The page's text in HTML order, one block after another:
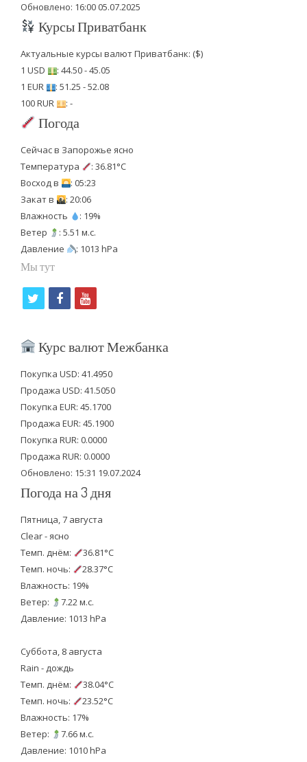
Обновлено: 16:00 05.07.2025
Курсы Приватбанк
Актуальные курсы валют Приватбанк: ($)
1 USD
: 44.50 - 45.05
1 EUR
: 51.25 - 52.08
100 RUR
: -
Погода
Сейчас в Запорожье ясно
Температура
: 36.81°C
Восход в
: 05:23
Закат в
: 20:06
Влажность
: 19%
Ветер
: 5.51 м.с.
Давление
: 1013 hPa
Мы тут
i
t
e
r
f
c
b
o
o
k
y
u
u
b
e
Курс валют Межбанка
Покупка USD: 41.4950
Продажа USD: 41.5050
Покупка EUR: 45.1700
Продажа EUR: 45.1900
Покупка RUR: 0.0000
Продажа RUR: 0.0000
Обновлено: 15:31 19.07.2024
Погода на 3 дня
Пятница, 7 августа
Clear - ясно
Темп. днём:
36.81°C
Темп. ночь:
28.37°C
Влажность: 19%
Ветер:
7.22 м.с.
Давление: 1013 hPa
Суббота, 8 августа
Rain - дождь
Темп. днём:
38.04°C
Темп. ночь:
23.52°C
Влажность: 17%
Ветер:
7.66 м.с.
Давление: 1010 hPa